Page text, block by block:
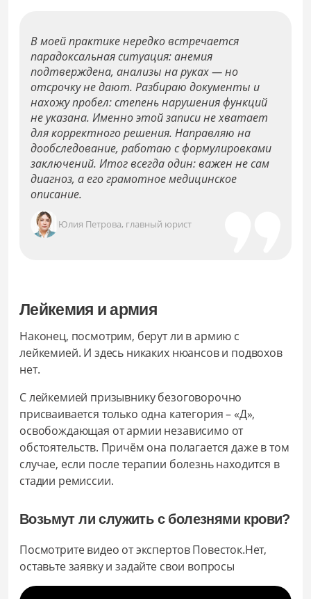
В моей практике нередко встречается
парадоксальная ситуация: анемия
подтверждена, анализы на руках — но
отсрочку не дают. Разбираю документы и
нахожу пробел: степень нарушения функций
не указана. Именно этой записи не хватает
для корректного решения. Направляю на
дообследование, работаю с формулировками
заключений. Итог всегда один: важен не сам
диагноз, а его грамотное медицинское
описание.
Юлия Петрова, главный юрист
Лейкемия и армия
Наконец, посмотрим, берут ли в армию с
лейкемией. И здесь никаких нюансов и подвохов
нет.
С лейкемией призывнику безоговорочно
присваивается только одна категория – «Д»,
освобождающая от армии независимо от
обстоятельств. Причём она полагается даже в том
случае, если после терапии болезнь находится в
стадии ремиссии.
Возьмут ли служить с болезнями крови?
Посмотрите видео от экспертов Повесток.Нет,
оставьте заявку и задайте свои вопросы